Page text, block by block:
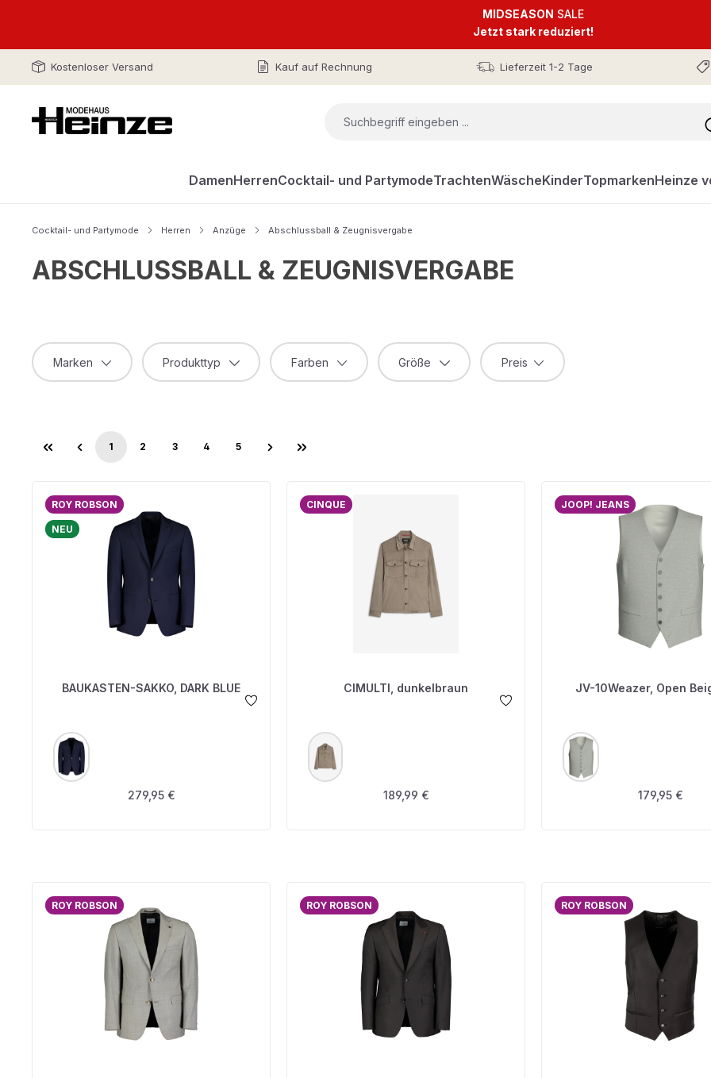
MIDSEASON SALE
Jetzt stark reduziert!
Kostenloser Versand Kauf auf Rechnung Lieferzeit 1-2 Tage
DamenHerrenCocktail- und PartymodeTrachtenWäscheKinderTopmarkenHeinze
Cocktail- und Partymode Herren Anzüge Abschlussball & Zeugnisvergabe
ABSCHLUSSBALL & ZEUGNISVERGABE
Marken Produkttyp Farben Größe Preis
Seite
1 Seite
2 Seite
3 Seite
4 Seite
5
ROY ROBSON
NEU
BAUKASTEN-SAKKO, DARK BLUE
FARBE
Regulärer Preis:
279,95 €
CINQUE
CIMULTI, dunkelbraun
FARBE
Regulärer Preis:
189,99 €
JOOP! JEANS
JV-10Weazer, Open
FARBE
Regulärer
179,95 €
ROY ROBSON ROY ROBSON ROY ROBSON